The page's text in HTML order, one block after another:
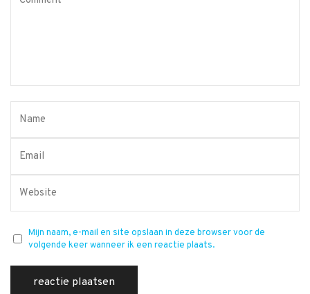
Mijn naam, e-mail en site opslaan in deze browser voor de
volgende keer wanneer ik een reactie plaats.